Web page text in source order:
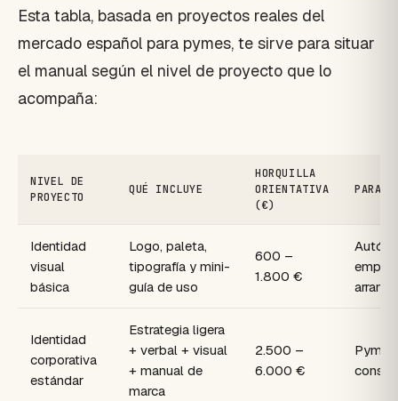
Esta tabla, basada en proyectos reales del
mercado español para pymes, te sirve para situar
el manual según el nivel de proyecto que lo
acompaña:
NIVEL DE
PROYECTO
QUÉ INCLUYE
HORQUILLA
ORIENTATIVA
(€)
PARA
Identidad
visual
básica
Logo, paleta,
tipografía y mini-
guía de uso
600 –
1.800 €
arranca
Identidad
corporativa
estándar
Estrategia ligera
+ verbal + visual
+ manual de
marca
2.500 –
6.000 €
Pyme